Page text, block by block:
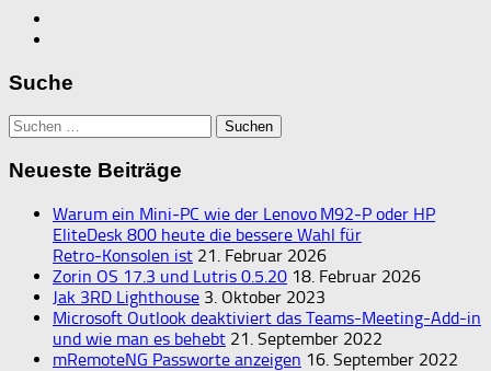
Suche
Suchen
Neueste Beiträge
Warum ein Mini‑PC wie der Lenovo M92‑P oder HP
EliteDesk 800 heute die bessere Wahl für
Retro‑Konsolen ist 21. Februar 2026
Zorin OS 17.3 und Lutris 0.5.20 18. Februar 2026
Jak 3RD Lighthouse 3. Oktober 2023
Microsoft Outlook deaktiviert das Teams-Meeting-Add-in
und wie man es behebt 21. September 2022
mRemoteNG Passworte anzeigen 16. September 2022